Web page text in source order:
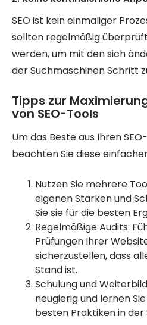
SEO ist kein einmaliger
sollten regelmäßig
werden, um mit den sich
der Suchmaschinen Schritt
Tipps zur
von SEO-Tools
Um das Beste aus Ihren
beachten Sie diese
Nutzen Sie mehrere
eigenen Stärken und
Sie sie für die besten
Regelmäßige Audits:
Prüfungen Ihrer
sicherzustellen, dass
Stand ist.
Schulung und
neugierig und lernen
besten Praktiken in der